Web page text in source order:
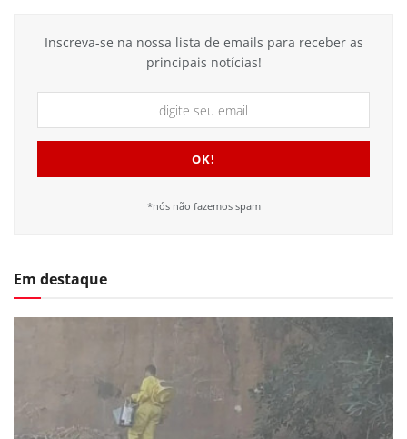
Inscreva-se na nossa lista de emails para receber as
principais notícias!
*nós não fazemos spam
Em destaque